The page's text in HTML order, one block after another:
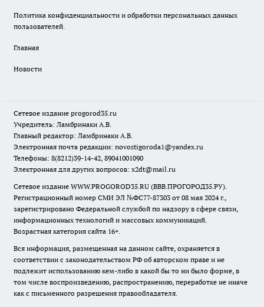
Политика конфиденциальности и обработки персональных данных
пользователей.
Главная
Новости
Сетевое издание progorod35.ru
Учредитель: Ламбринаки А.В.
Главный редактор: Ламбринаки А.В.
Электронная почта редакции: novostigoroda1@yandex.ru
Телефоны: 8(8212)39-14-42, 89041001090
Электронная для других вопросов: x2dt@mail.ru
Сетевое издание WWW.PROGOROD35.RU (ВВВ.ПРОГОРОД35.РУ).
Регистрационный номер СМИ ЭЛ №ФС77-87303 от 08 мая 2024 г.,
зарегистрировано Федеральной службой по надзору в сфере связи,
информационных технологий и массовых коммуникаций.
Возрастная категория сайта 16+.
Вся информация, размещенная на данном сайте, охраняется в
соответствии с законодательством РФ об авторском праве и не
подлежит использованию кем-либо в какой бы то ни было форме, в
том числе воспроизведению, распространению, переработке не иначе
как с письменного разрешения правообладателя.